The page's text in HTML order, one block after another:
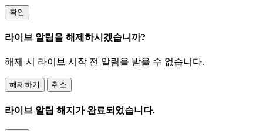
확인
라이브 알림을 해제하시겠습니까?
해제 시 라이브 시작 전 알림을 받을 수 없습니다.
해제하기 취소
라이브 알림 해지가 완료되었습니다.